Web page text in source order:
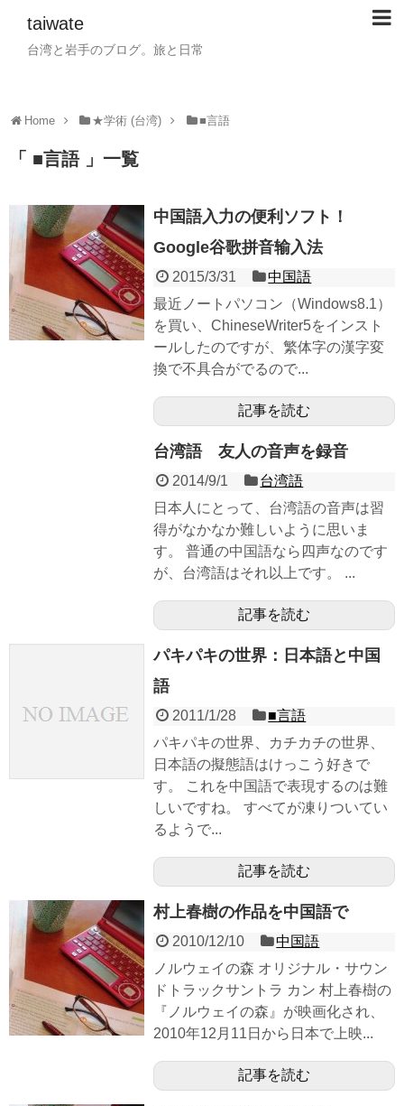
taiwate
台湾と岩手のブログ。旅と日常
Home ★学術 (台湾) ■言語
「 ■言語 」一覧
中国語入力の便利ソフト！
Google谷歌拼音输入法
2015/3/31
中国語
最近ノートパソコン（Windows8.1）
を買い、ChineseWriter5をインスト
ールしたのですが、繁体字の漢字変
換で不具合がでるので...
記事を読む
台湾語 友人の音声を録音
2014/9/1
台湾語
日本人にとって、台湾語の音声は習
得がなかなか難しいように思いま
す。 普通の中国語なら四声なのです
が、台湾語はそれ以上です。 ...
記事を読む
パキパキの世界：日本語と中国
語
2011/1/28
■言語
パキパキの世界、カチカチの世界、
日本語の擬態語はけっこう好きで
す。 これを中国語で表現するのは難
しいですね。 すべてが凍りついてい
るようで...
記事を読む
村上春樹の作品を中国語で
2010/12/10
中国語
ノルウェイの森 オリジナル・サウン
ドトラックサントラ カン 村上春樹の
『ノルウェイの森』が映画化され、
2010年12月11日から日本で上映...
記事を読む